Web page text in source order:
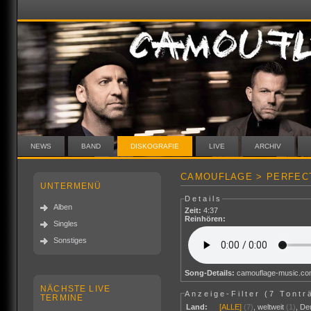
NEWS BAND DISKOGRAFIE LIVE ARCHIV
UNTERMENÜ
Alben
Singles
Sonstiges
NÄCHSTE LIVE
TERMINE
CAMOUFLAGE >
Details
Zeit: 4:37
Reinhören:
Song-Details: camouflage-
Anzeige-Filter (7
Land:
[ALLE] (7) ,weltweit (1)